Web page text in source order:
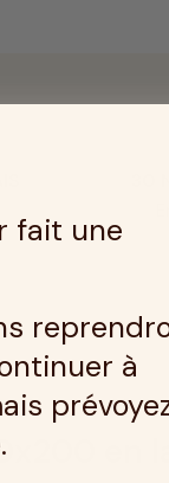
30
en
fait une
à
.